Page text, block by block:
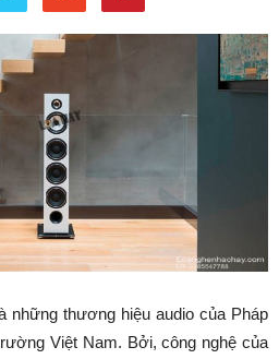
những thương hiệu audio của Pháp
Việt Nam. Bởi, công nghệ của